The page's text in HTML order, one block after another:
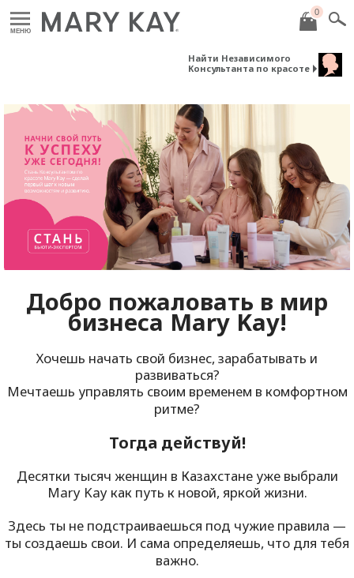
МЕНЮ
0
Найти Независимого
Консультанта по красоте
Добро пожаловать в мир
бизнеса Mary Kay!
Хочешь начать свой бизнес, зарабатывать и
развиваться?
Мечтаешь управлять своим временем в комфортном
ритме?
Тогда действуй!
Десятки тысяч женщин в Казахстане уже выбрали
Mary Kayкак путь к новой, яркой жизни.
Здесь ты не подстраиваешься под чужие правила —
ты создаешь свои. И сама определяешь, что для тебя
важно.